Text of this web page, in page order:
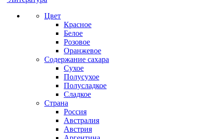
Цвет
Красное
Белое
Розовое
Оранжевое
Содержание сахара
Сухое
Полусухое
Полусладкое
Сладкое
Страна
Россия
Австралия
Австрия